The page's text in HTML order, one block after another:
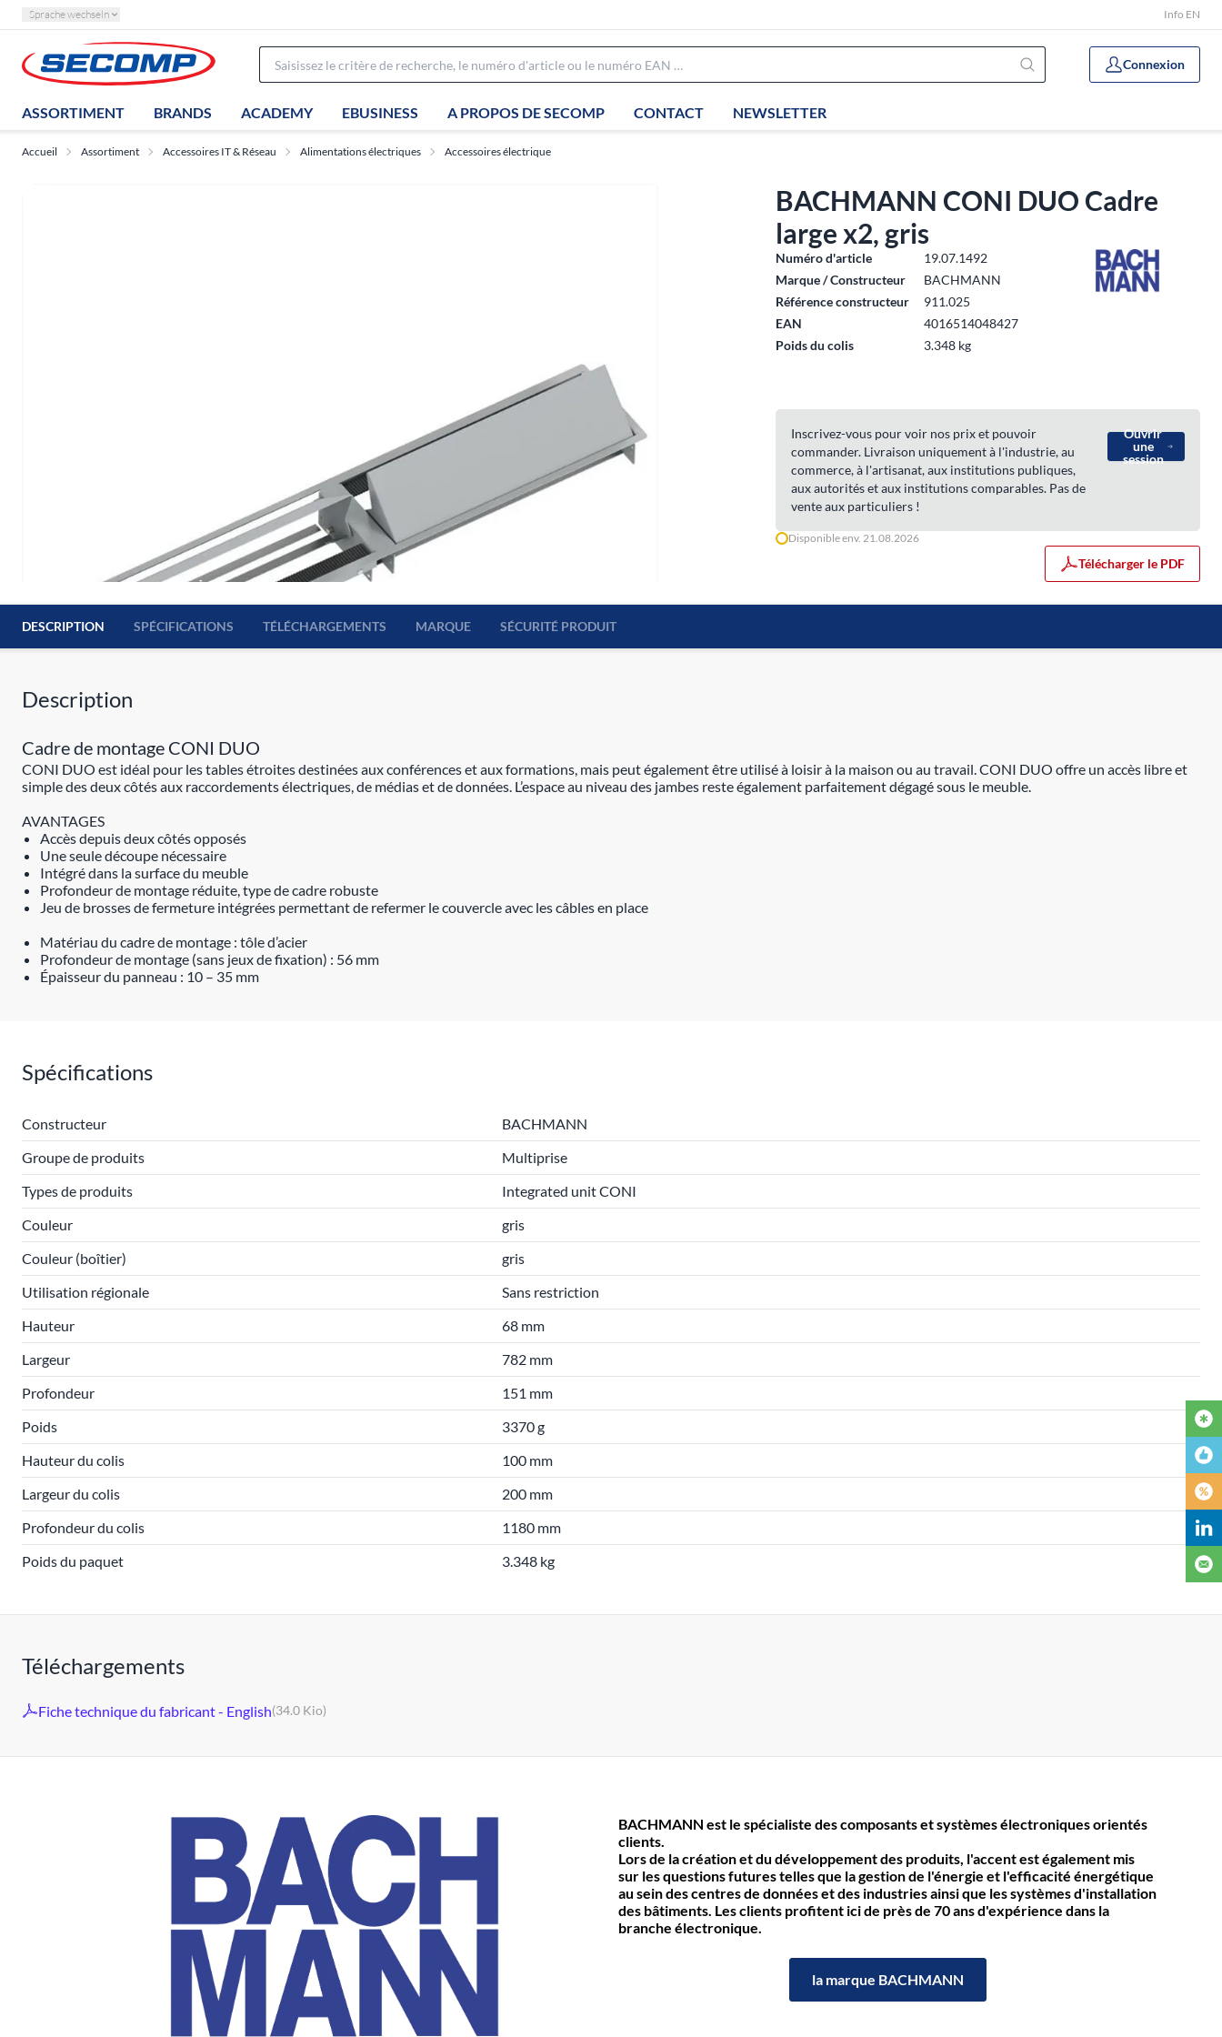
Sprache wechseln Info EN
Connexion
ASSORTIMENT BRANDS ACADEMY EBUSINESS A PROPOS DE SECOMP CONTACT NEWSLETTER
Accueil Assortiment Accessoires IT & Réseau Alimentations électriques Accessoires électrique
BACHMANN CONI DUO Cadre
large x2, gris
Numéro d'article
19.07.1492
Marque / Constructeur
BACHMANN
Référence constructeur
911.025
EAN
4016514048427
Poids du colis
3.348 kg
Inscrivez-vous pour voir nos prix et pouvoir
commander. Livraison uniquement à l'industrie, au
commerce, à l'artisanat, aux institutions publiques,
aux autorités et aux institutions comparables. Pas de
vente aux particuliers !
Ouvrir
une
session
Disponible env. 21.08.2026
Télécharger le PDF
DESCRIPTION SPÉCIFICATIONS TÉLÉCHARGEMENTS MARQUE SÉCURITÉ PRODUIT
Description
Cadre de montage CONI DUO
CONI DUO est idéal pour les tables étroites destinées aux conférences et aux formations, mais peut également être utilisé à loisir à la maison ou au travail. CONI DUO offre un accès libre et
simple des deux côtés aux raccordements électriques, de médias et de données. L’espace au niveau des jambes reste également parfaitement dégagé sous le meuble.
AVANTAGES
Accès depuis deux côtés opposés
Une seule découpe nécessaire
Intégré dans la surface du meuble
Profondeur de montage réduite, type de cadre robuste
Jeu de brosses de fermeture intégrées permettant de refermer le couvercle avec les câbles en place
Matériau du cadre de montage : tôle d’acier
Profondeur de montage (sans jeux de fixation) : 56 mm
Épaisseur du panneau : 10 – 35 mm
Spécifications
Constructeur
BACHMANN
Groupe de produits
Multiprise
Types de produits
Integrated unit CONI
Couleur
gris
Couleur (boîtier)
gris
Utilisation régionale
Sans restriction
Hauteur
68 mm
Largeur
782 mm
Profondeur
151 mm
Poids
3370 g
Hauteur du colis
100 mm
Largeur du colis
200 mm
Profondeur du colis
1180 mm
Poids du paquet
3.348 kg
Téléchargements
Fiche technique du fabricant - English(34.0 Kio)
BACHMANN est le spécialiste des composants et systèmes électroniques orientés
clients.
Lors de la création et du développement des produits, l'accent est également mis
sur les questions futures telles que la gestion de l'énergie et l'efficacité énergétique
au sein des centres de données et des industries ainsi que les systèmes d'installation
des bâtiments. Les clients profitent ici de près de 70 ans d'expérience dans la
branche électronique.
la marque BACHMANN